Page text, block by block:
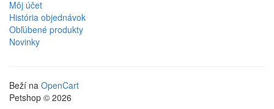
Môj účet
História objednávok
Obľúbené produkty
Novinky
Beží na OpenCart
Petshop © 2026